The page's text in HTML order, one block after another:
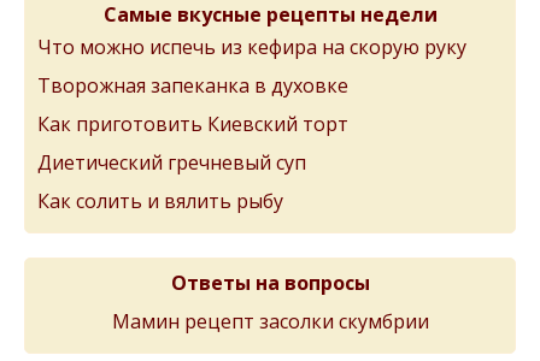
Самые вкусные рецепты недели
Что можно испечь из кефира на скорую руку
Творожная запеканка в духовке
Как приготовить Киевский торт
Диетический гречневый суп
Как солить и вялить рыбу
Ответы на вопросы
Мамин рецепт засолки скумбрии